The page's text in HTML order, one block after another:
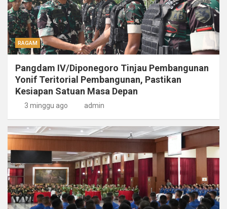
RAGAM
Pangdam IV/Diponegoro Tinjau Pembangunan
Yonif Teritorial Pembangunan, Pastikan
Kesiapan Satuan Masa Depan
3 minggu ago admin